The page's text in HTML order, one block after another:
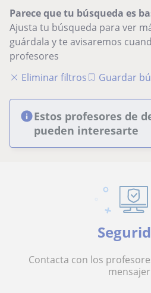
Parece que tu búsqueda es
Ajusta tu búsqueda para ver
guárdala y te avisaremos
profesores
Eliminar filtros
Guardar
Estos profesores de
pueden interesarte
Contacta con los